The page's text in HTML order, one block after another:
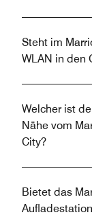
Steht im
WLAN in den
Welcher ist
Nähe vom
City?
Bietet das